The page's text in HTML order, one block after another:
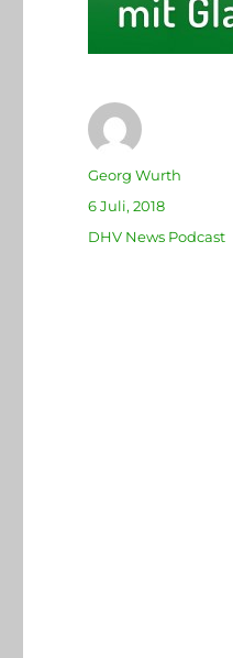
Autor
Georg Wurth
Veröffentlicht
am
6 Juli, 2018
Kategorien
DHV News Podcast